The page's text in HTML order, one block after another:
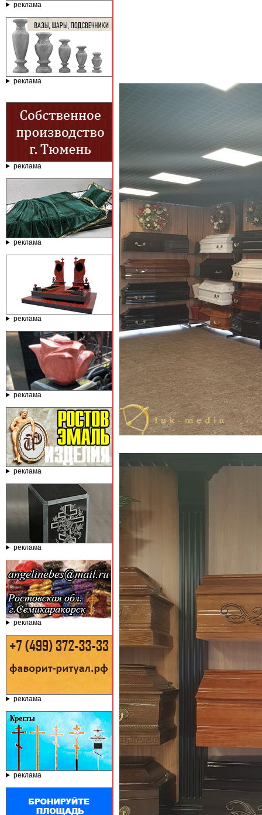
реклама
реклама
реклама
реклама
реклама
реклама
реклама
реклама
реклама
реклама
реклама